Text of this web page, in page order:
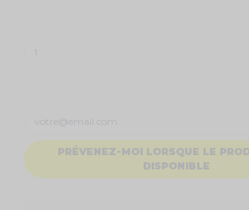
PRÉVENEZ-MOI LORSQUE LE
DISPONIBLE